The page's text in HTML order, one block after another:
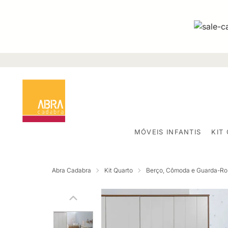
MÓVEIS INFANTIS KIT
Abra Cadabra Kit Quarto Berço, Cômoda e Guarda-